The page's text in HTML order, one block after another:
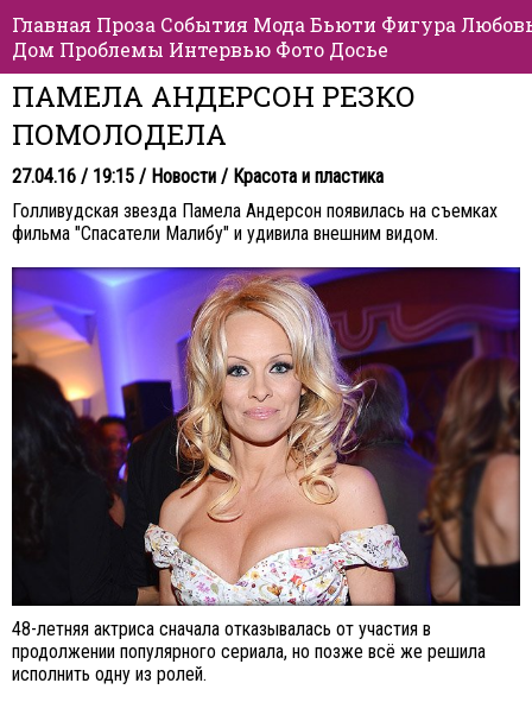
Главная Проза События Мода Бьюти Фигура
Дом Проблемы Интервью Фото Досье
ПАМЕЛА АНДЕРСОН РЕЗКО
ПОМОЛОДЕЛА
27.04.16 / 19:15 / Новости / Красота и пластика
Голливудская звезда Памела Андерсон появилась на съемках
фильма "Спасатели Малибу" и удивила внешним видом.
48-летняя актриса сначала отказывалась от участия в
продолжении популярного сериала, но позже всё же решила
исполнить одну из ролей.